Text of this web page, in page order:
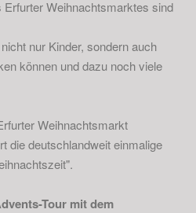
Weihnachtsmarktes sind
nur Kinder, sondern auch
können und dazu noch viele
Weihnachtsmarkt
die deutschlandweit einmalige
Tour mit dem